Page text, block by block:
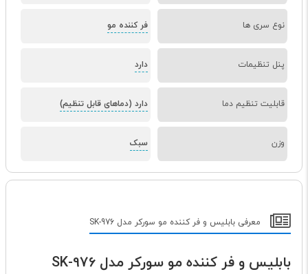
نوع سری ها فر کننده مو
پنل تنظیمات دارد
قابلیت تنظیم دما دارد (دماهای قابل تنظیم)
وزن سبک
معرفی بابلیس و فر کننده مو سورکر مدل SK-976
بابلیس و فر کننده مو سورکر مدل SK-976